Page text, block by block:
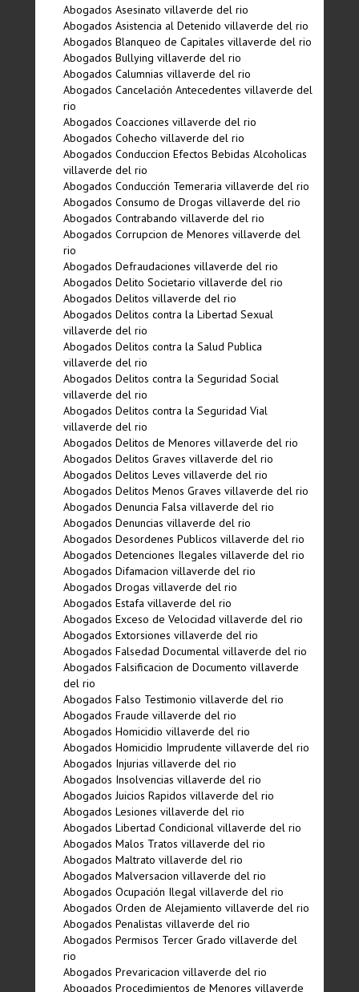
Abogados Asesinato villaverde del rio
Abogados Asistencia al Detenido villaverde del rio
Abogados Blanqueo de Capitales villaverde del rio
Abogados Bullying villaverde del rio
Abogados Calumnias villaverde del rio
Abogados Cancelación Antecedentes villaverde del
rio
Abogados Coacciones villaverde del rio
Abogados Cohecho villaverde del rio
Abogados Conduccion Efectos Bebidas Alcoholicas
villaverde del rio
Abogados Conducción Temeraria villaverde del rio
Abogados Consumo de Drogas villaverde del rio
Abogados Contrabando villaverde del rio
Abogados Corrupcion de Menores villaverde del
rio
Abogados Defraudaciones villaverde del rio
Abogados Delito Societario villaverde del rio
Abogados Delitos villaverde del rio
Abogados Delitos contra la Libertad Sexual
villaverde del rio
Abogados Delitos contra la Salud Publica
villaverde del rio
Abogados Delitos contra la Seguridad Social
villaverde del rio
Abogados Delitos contra la Seguridad Vial
villaverde del rio
Abogados Delitos de Menores villaverde del rio
Abogados Delitos Graves villaverde del rio
Abogados Delitos Leves villaverde del rio
Abogados Delitos Menos Graves villaverde del rio
Abogados Denuncia Falsa villaverde del rio
Abogados Denuncias villaverde del rio
Abogados Desordenes Publicos villaverde del rio
Abogados Detenciones Ilegales villaverde del rio
Abogados Difamacion villaverde del rio
Abogados Drogas villaverde del rio
Abogados Estafa villaverde del rio
Abogados Exceso de Velocidad villaverde del rio
Abogados Extorsiones villaverde del rio
Abogados Falsedad Documental villaverde del rio
Abogados Falsificacion de Documento villaverde
del rio
Abogados Falso Testimonio villaverde del rio
Abogados Fraude villaverde del rio
Abogados Homicidio villaverde del rio
Abogados Homicidio Imprudente villaverde del rio
Abogados Injurias villaverde del rio
Abogados Insolvencias villaverde del rio
Abogados Juicios Rapidos villaverde del rio
Abogados Lesiones villaverde del rio
Abogados Libertad Condicional villaverde del rio
Abogados Malos Tratos villaverde del rio
Abogados Maltrato villaverde del rio
Abogados Malversacion villaverde del rio
Abogados Ocupación Ilegal villaverde del rio
Abogados Orden de Alejamiento villaverde del rio
Abogados Penalistas villaverde del rio
Abogados Permisos Tercer Grado villaverde del
rio
Abogados Prevaricacion villaverde del rio
Abogados Procedimientos de Menores villaverde